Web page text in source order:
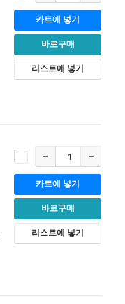
카트에 넣기
바로구매
리스트에 넣기
카트에 넣기
바로구매
리스트에 넣기